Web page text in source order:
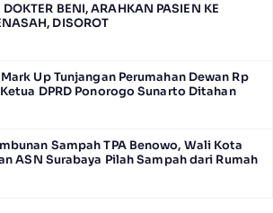
BENI, ARAHKAN PASIEN KE
DISOROT
Up Tunjangan Perumahan Dewan Rp
Ketua DPRD Ponorogo Sunarto Ditahan
Sampah TPA Benowo, Wali Kota
ASN Surabaya Pilah Sampah dari Rumah